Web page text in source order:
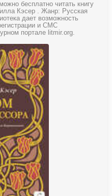
бесплатно читать книгу
Кэсер . Жанр: Русская
дает возможность
и СМС
портале litmir.org.